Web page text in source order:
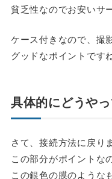
貧乏性なのでお安いサ
ケース付きなので、撮
グッドなポイントですね
具体的にどうや
さて、接続方法に戻り
この部分がポイントな
この銀色の膜のような